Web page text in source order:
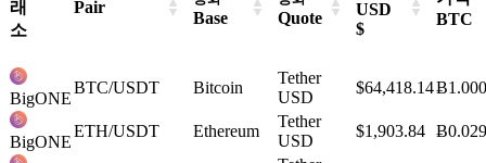
래
소
Pair
Base Quote
USD
$
BTC
BigONE
BTC/USDT Bitcoin
Tether
USD
$64,418.14
BigONE
ETH/USDT Ethereum
Tether
USD
$1,903.84